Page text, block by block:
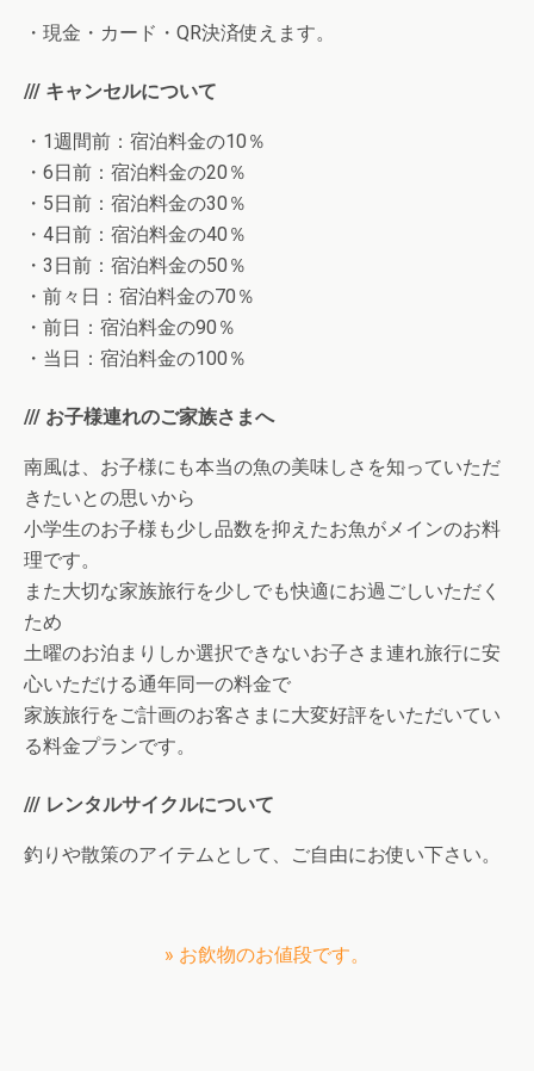
・現金・カード・QR決済使えます。
/// キャンセルについて
・1週間前：宿泊料金の10％
・6日前：宿泊料金の20％
・5日前：宿泊料金の30％
・4日前：宿泊料金の40％
・3日前：宿泊料金の50％
・前々日：宿泊料金の70％
・前日：宿泊料金の90％
・当日：宿泊料金の100％
/// お子様連れのご家族さまへ
南風は、お子様にも本当の魚の美味しさを知っていただ
きたいとの思いから
小学生のお子様も少し品数を抑えたお魚がメインのお料
理です。
また大切な家族旅行を少しでも快適にお過ごしいただく
ため
土曜のお泊まりしか選択できないお子さま連れ旅行に安
心いただける通年同一の料金で
家族旅行をご計画のお客さまに大変好評をいただいてい
る料金プランです。
/// レンタルサイクルについて
釣りや散策のアイテムとして、ご自由にお使い下さい。
» お飲物のお値段です。